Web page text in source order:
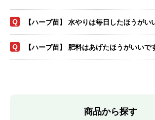
Q 【ハーブ苗】 水やりは毎日したほうがい
Q 【ハーブ苗】 肥料はあげたほうがいいで
商品から探す